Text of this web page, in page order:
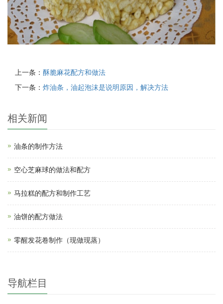
上一条： 酥脆麻花配方和做法
下一条： 炸油条，油起泡沫是说明原因，解决方法
相关新闻
油条的制作方法
空心芝麻球的做法和配方
马拉糕的配方和制作工艺
油饼的配方做法
零醒发花卷制作（现做现蒸）
导航栏目